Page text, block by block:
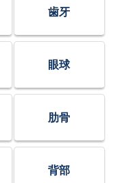
歯牙
眼球
肋骨
背部